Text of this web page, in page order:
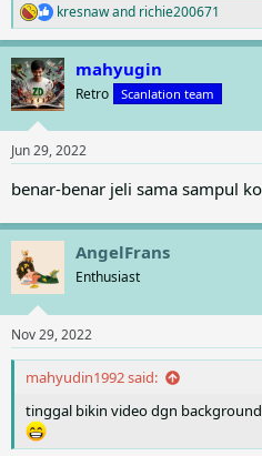
R
e
a
c
t
i
s
kresnawand richie200671
mahyugin
Retro Scanlation team
Jun 29, 2022
benar-benar jeli sama sampul
AngelFrans
Enthusiast
Nov 29, 2022
mahyudin1992 said:
tinggal bikin video dgn background